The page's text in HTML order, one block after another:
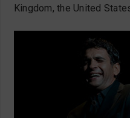
Kingdom, the United